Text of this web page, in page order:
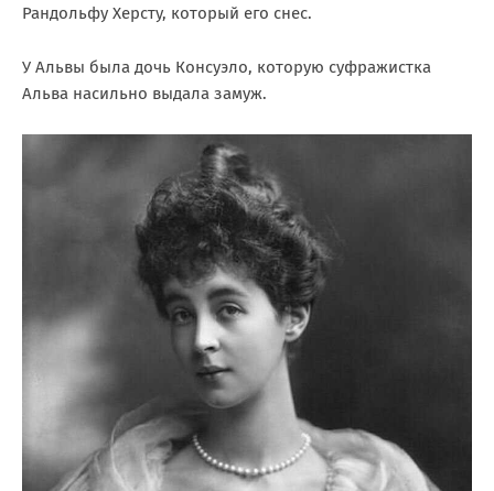
Рандольфу Херсту, который его снес.
У Альвы была дочь Консуэло, которую суфражистка
Альва насильно выдала замуж.